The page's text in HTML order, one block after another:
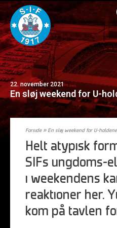
22. november 2021
En sløj weekend for U-
Forside»En sløj weekend for U-holdene
Helt atypisk
SIFs ungdoms-
i weekendens
reaktioner her.
kom på tavlen